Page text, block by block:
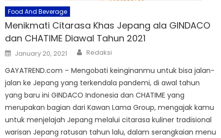
Food And Beverage
Menikmati Citarasa Khas Jepang ala GINDACO
dan CHATIME Diawal Tahun 2021
Posted
on
January 20, 2021 Author
Redaksi
GAYATREND.com – Mengobati keinginanmu untuk bisa jalan-
jalan ke Jepang yang terkendala pandemi, di awal tahun
yang baru ini GINDACO Indonesia dan CHATIME yang
merupakan bagian dari Kawan Lama Group, mengajak kamu
untuk menjelajah Jepang melalui citarasa kuliner tradisional
warisan Jepang ratusan tahun lalu, dalam serangkaian menu